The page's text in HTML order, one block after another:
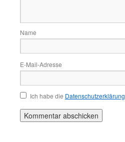
Name
E-Mail-Adresse
Ich habe die Datenschutzerklärung